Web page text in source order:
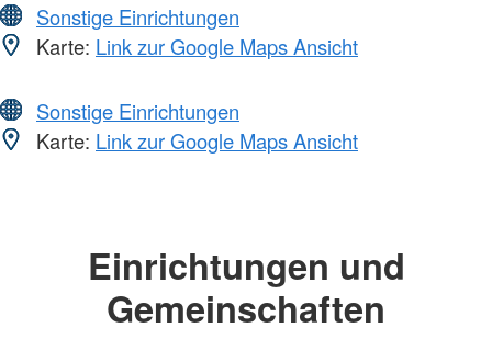
Sonstige Einrichtungen
Karte: Link zur Google Maps Ansicht
Sonstige Einrichtungen
Karte: Link zur Google Maps Ansicht
Einrichtungen und
Gemeinschaften